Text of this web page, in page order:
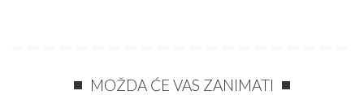
MOŽDA ĆE VAS ZANIMATI